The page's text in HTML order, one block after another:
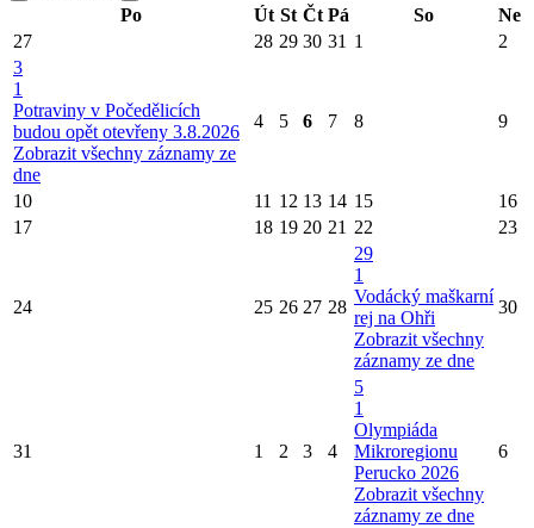
Po
Út St Čt Pá So
Ne
27
28 29 30 31 1
2
3
1
Potraviny v Počedělicích
budou opět otevřeny 3.8.2026
Zobrazit všechny záznamy ze
dne
4 5 6 7 8 9
10 11 12 13 14 15
16
17
18 19 20 21 22 23
24 25 26 27 28
29
1
Vodácký maškarní
rej na Ohři
Zobrazit všechny
záznamy ze dne
30
31 1 2 3 4
5
1
Olympiáda
Mikroregionu
Perucko 2026
Zobrazit všechny
záznamy ze dne
6